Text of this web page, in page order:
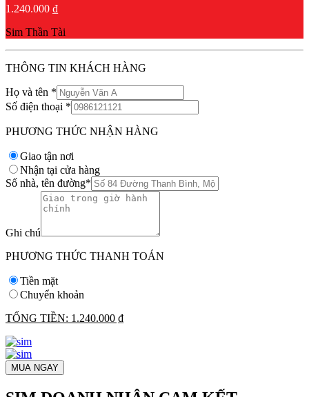
1.240.000 ₫
Sim Thần Tài
THÔNG TIN KHÁCH HÀNG
Họ và tên *
Số điện thoại *
PHƯƠNG THỨC NHẬN HÀNG
Giao tận nơi
Nhận tại cửa hàng
Số nhà, tên đường*
Ghi chú
PHƯƠNG THỨC THANH TOÁN
Tiền mặt
Chuyển khoản
TỔNG TIỀN: 1.240.000 ₫
MUA NGAY